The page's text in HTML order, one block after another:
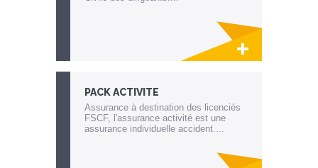
PACK ACTIVITE
Assurance à destination des licenciés
FSCF, l'assurance activité est une
assurance individuelle accident....